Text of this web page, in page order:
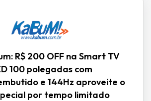
R$ 200 OFF na Smart TV
100 polegadas com
e 144Hz aproveite o
por tempo limitado